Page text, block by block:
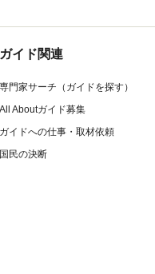
ガイド関連
専門家サーチ（ガイドを探す）
All Aboutガイド募集
ガイドへの仕事・取材依頼
国民の決断